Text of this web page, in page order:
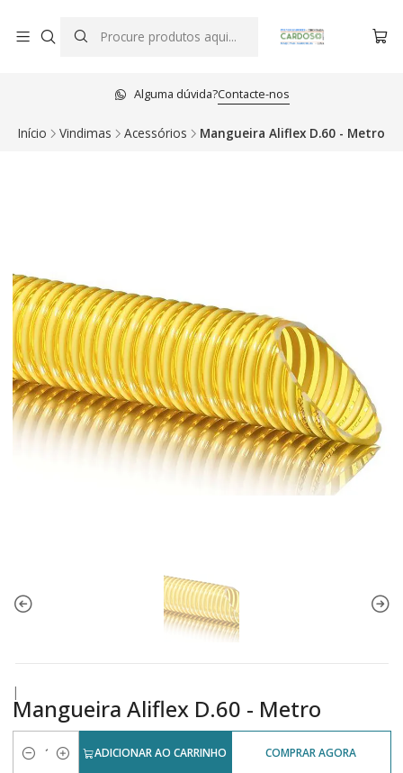
Alguma dúvida?Contacte-nos
Início Vindimas Acessórios Mangueira Aliflex D.60 - Metro
|
Mangueira Aliflex D.60 - Metro
Quantidade
ADICIONAR AO CARRINHO COMPRAR AGORA